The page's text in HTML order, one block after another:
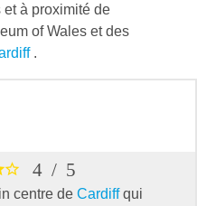
et à proximité de
of Wales et des
.
4 / 5
centre de Cardiffqui